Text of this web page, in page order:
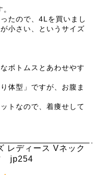
たので、4Lを買いまし
小さい、というサイズ
ボトムスとあわせやす
体型」ですが、お腹ま
トなので、着痩せして
レディース Vネック
jp254